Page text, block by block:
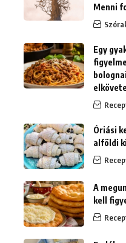
Menni
Egy
Óriási
alföldi
A
kell